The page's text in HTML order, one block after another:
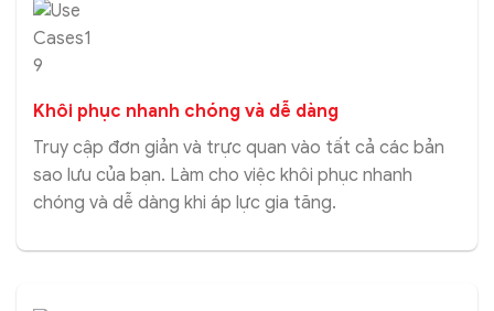
Khôi phục nhanh chóng và dễ dàng
Truy cập đơn giản và trực quan vào tất cả các bản
sao lưu của bạn. Làm cho việc khôi phục nhanh
chóng và dễ dàng khi áp lực gia tăng.